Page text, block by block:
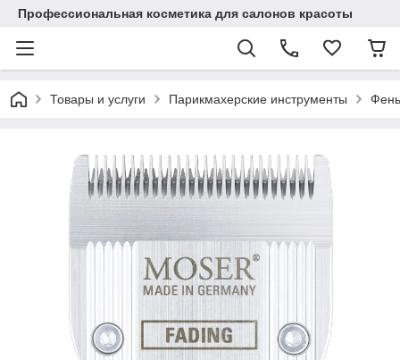
Профессиональная косметика для салонов красоты
Товары и услуги Парикмахерские инструменты